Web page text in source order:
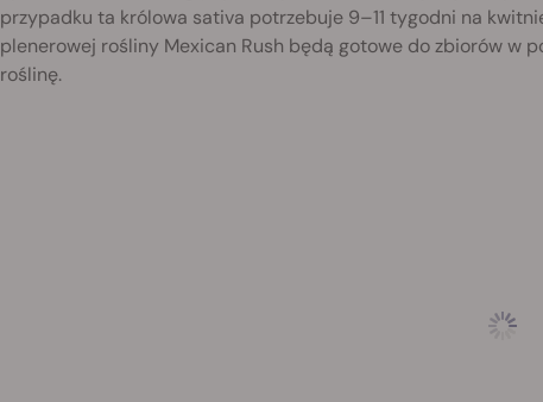
przypadku ta królowa sativa potrzebuje 9–11 tygodni na
plenerowej rośliny Mexican Rush będą gotowe do zbiorów w
roślinę.